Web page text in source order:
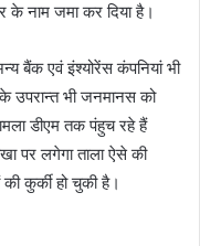
नाम जमा कर दिया है।
बैंक एवं इंश्योरेंस कंपनियां भी
उपरान्त भी जनमानस को
डीएम तक पंहुच रहे हैं
पर लगेगा ताला ऐसे की
कुर्की हो चुकी है।